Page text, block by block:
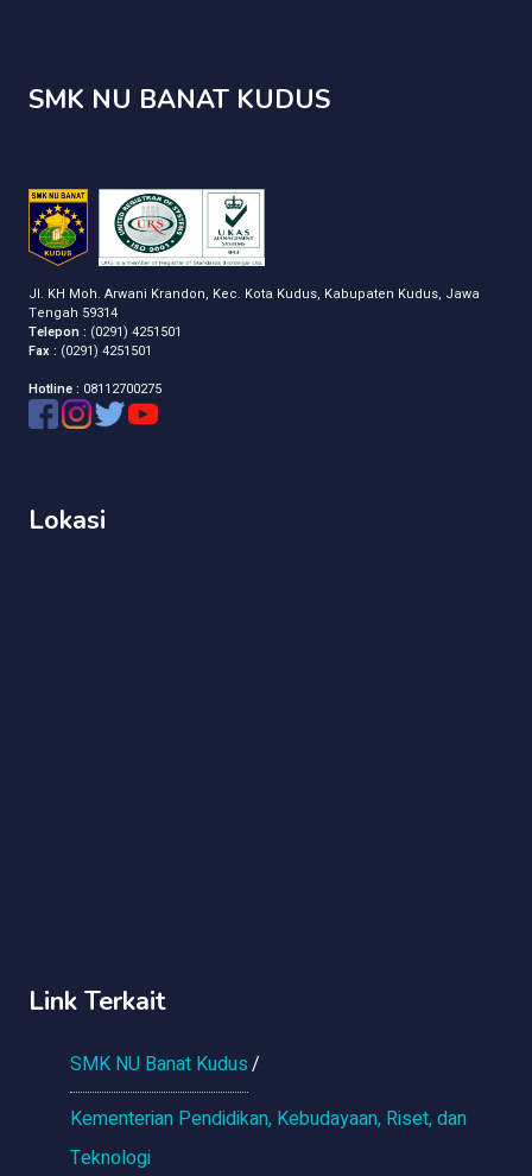
SMK NU BANAT KUDUS
Jl. KH Moh. Arwani Krandon, Kec. Kota Kudus, Kabupaten Kudus, Jawa
Tengah 59314
Telepon : (0291) 4251501
Fax : (0291) 4251501
Hotline : 08112700275
Lokasi
Link Terkait
SMK NU Banat Kudus
Kementerian Pendidikan, Kebudayaan, Riset, dan
Teknologi